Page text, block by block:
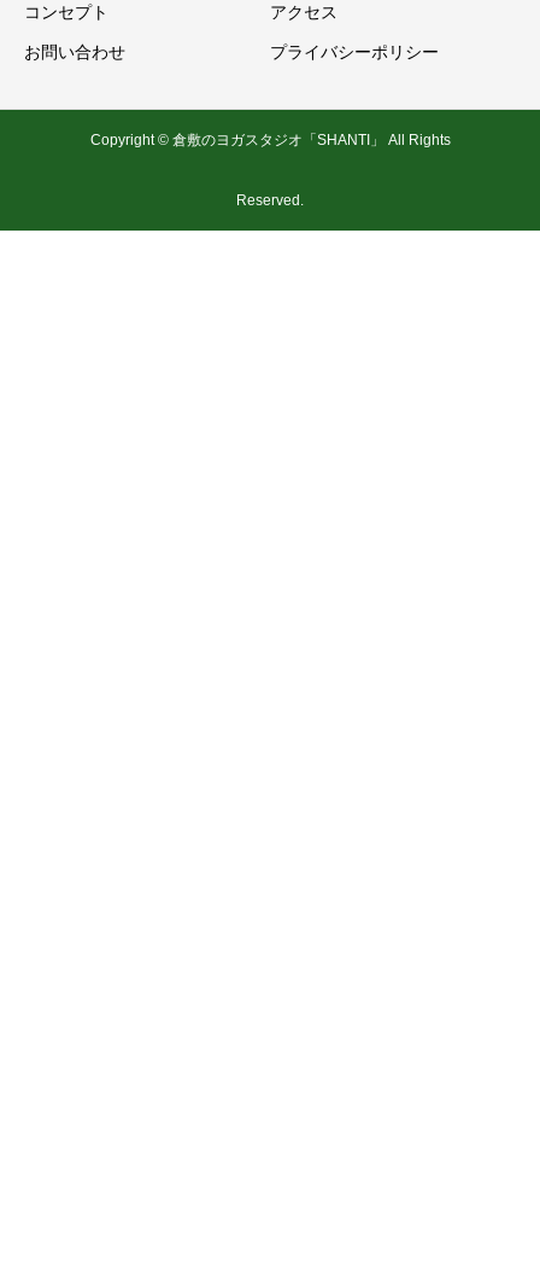
コンセプト アクセス
お問い合わせ プライバシーポリシー
Copyright © 倉敷のヨガスタジオ「SHANTI」 All Rights
Reserved.